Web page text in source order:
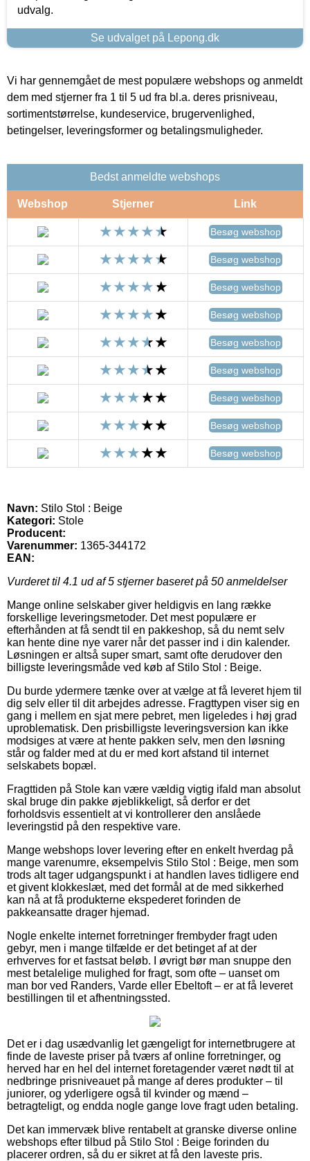
udvalg.
Se udvalget på Lepong.dk
Vi har gennemgået de mest populære webshops og anmeldt
dem med stjerner fra 1 til 5 ud fra bl.a. deres prisniveau,
sortimentstørrelse, kundeservice, brugervenlighed,
betingelser, leveringsformer og betalingsmuligheder.
Bedst anmeldte webshops
Webshop Stjerner Link
Besøg webshop
Besøg webshop
Besøg webshop
Besøg webshop
Besøg webshop
Besøg webshop
Besøg webshop
Besøg webshop
Besøg webshop
Navn: Stilo Stol : Beige
Kategori: Stole
Producent:
Varenummer: 1365-344172
EAN:
Vurderet til 4.1 ud af 5 stjerner baseret på 50 anmeldelser
Mange online selskaber giver heldigvis en lang række
forskellige leveringsmetoder. Det mest populære er
efterhånden at få sendt til en pakkeshop, så du nemt selv
kan hente dine nye varer når det passer ind i din kalender.
Løsningen er altså super smart, samt ofte derudover den
billigste leveringsmåde ved køb af Stilo Stol : Beige.
Du burde ydermere tænke over at vælge at få leveret hjem til
dig selv eller til dit arbejdes adresse. Fragttypen viser sig en
gang i mellem en sjat mere pebret, men ligeledes i høj grad
uproblematisk. Den prisbilligste leveringsversion kan ikke
modsiges at være at hente pakken selv, men den løsning
står og falder med at du er med kort afstand til internet
selskabets bopæl.
Fragttiden på Stole kan være vældig vigtig ifald man absolut
skal bruge din pakke øjeblikkeligt, så derfor er det
forholdsvis essentielt at vi kontrollerer den anslåede
leveringstid på den respektive vare.
Mange webshops lover levering efter en enkelt hverdag på
mange varenumre, eksempelvis Stilo Stol : Beige, men som
trods alt tager udgangspunkt i at handlen laves tidligere end
et givent klokkeslæt, med det formål at de med sikkerhed
kan nå at få produkterne ekspederet forinden de
pakkeansatte drager hjemad.
Nogle enkelte internet forretninger frembyder fragt uden
gebyr, men i mange tilfælde er det betinget af at der
erhverves for et fastsat beløb. I øvrigt bør man snuppe den
mest betalelige mulighed for fragt, som ofte – uanset om
man bor ved Randers, Varde eller Ebeltoft – er at få leveret
bestillingen til et afhentningssted.
Det er i dag usædvanlig let gængeligt for internetbrugere at
finde de laveste priser på tværs af online forretninger, og
herved har en hel del internet foretagender været nødt til at
nedbringe prisniveauet på mange af deres produkter – til
juniorer, og yderligere også til kvinder og mænd –
betragteligt, og endda nogle gange love fragt uden betaling.
Det kan immervæk blive rentabelt at granske diverse online
webshops efter tilbud på Stilo Stol : Beige forinden du
placerer ordren, så du er sikret at få den laveste pris.